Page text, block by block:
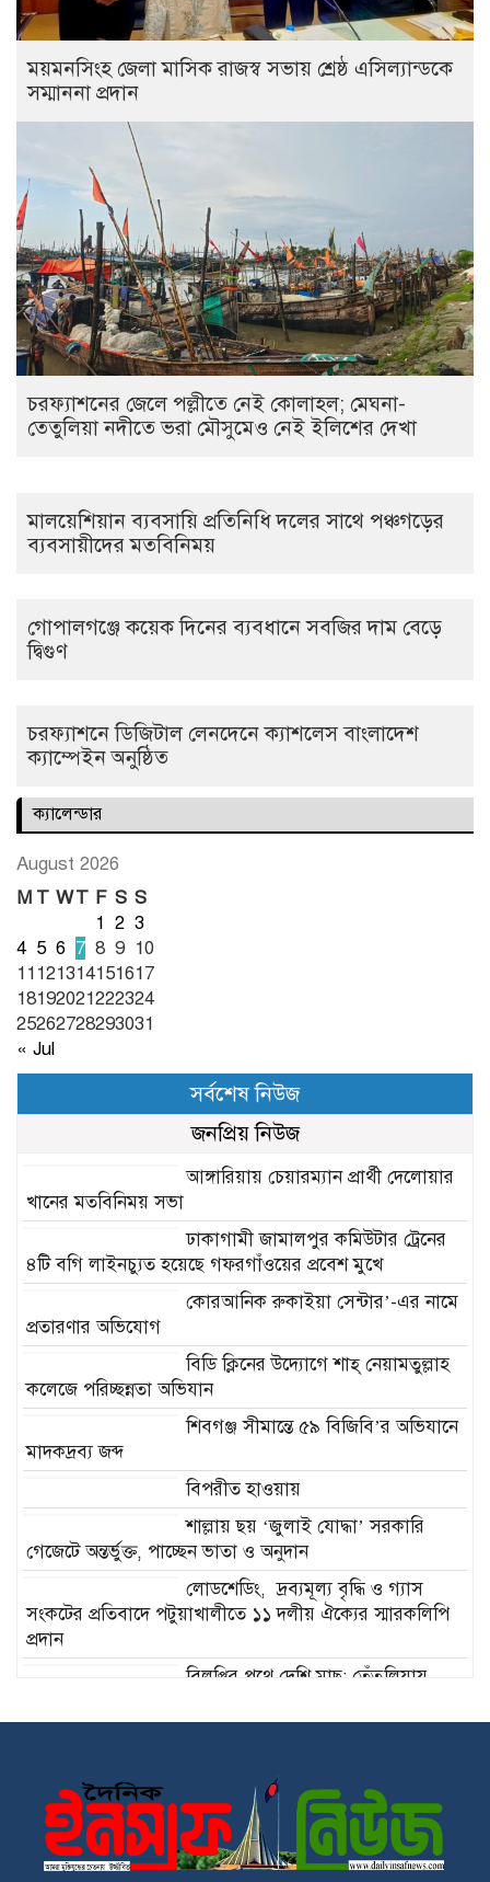
ময়মনসিংহ জেলা মাসিক রাজস্ব সভায় শ্রেষ্ঠ এসিল্যান্ডকে
সম্মাননা প্রদান
চরফ্যাশনের জেলে পল্লীতে নেই কোলাহল; মেঘনা-
তেতুলিয়া নদীতে ভরা মৌসুমেও নেই ইলিশের দেখা
মালয়েশিয়ান ব্যবসায়ি প্রতিনিধি দলের সাথে পঞ্চগড়ের
ব্যবসায়ীদের মতবিনিময়
গোপালগঞ্জে কয়েক দিনের ব্যবধানে সবজির দাম বেড়ে
দ্বিগুণ
চরফ্যাশনে ডিজিটাল লেনদেনে ক্যাশলেস বাংলাদেশ
ক্যাম্পেইন অনুষ্ঠিত
ক্যালেন্ডার
August 2026
M T WT F S S
1 2 3
4 5 6 7 8 9 10
11121314151617
18192021222324
25262728293031
« Jul
সর্বশেষ নিউজ
জনপ্রিয় নিউজ
আঙ্গারিয়ায় চেয়ারম্যান প্রার্থী দেলোয়ার
খানের মতবিনিময় সভা
ঢাকাগামী জামালপুর কমিউটার ট্রেনের
৪টি বগি লাইনচ্যুত হয়েছে গফরগাঁওয়ের প্রবেশ মুখে
কোরআনিক রুকাইয়া সেন্টার’-এর নামে
প্রতারণার অভিযোগ
বিডি ক্লিনের উদ্যোগে শাহ্ নেয়ামতুল্লাহ
কলেজে পরিচ্ছন্নতা অভিযান
শিবগঞ্জ সীমান্তে ৫৯ বিজিবি’র অভিযানে
মাদকদ্রব্য জব্দ
বিপরীত হাওয়ায়
শাল্লায় ছয় ‘জুলাই যোদ্ধা’ সরকারি
গেজেটে অন্তর্ভুক্ত, পাচ্ছেন ভাতা ও অনুদান
লোডশেডিং, দ্রব্যমূল্য বৃদ্ধি ও গ্যাস
সংকটের প্রতিবাদে পটুয়াখালীতে ১১ দলীয় ঐক্যের স্মারকলিপি
প্রদান
বিলপ্তির পথে দেশি মাছ; তেঁতুলিয়ায়